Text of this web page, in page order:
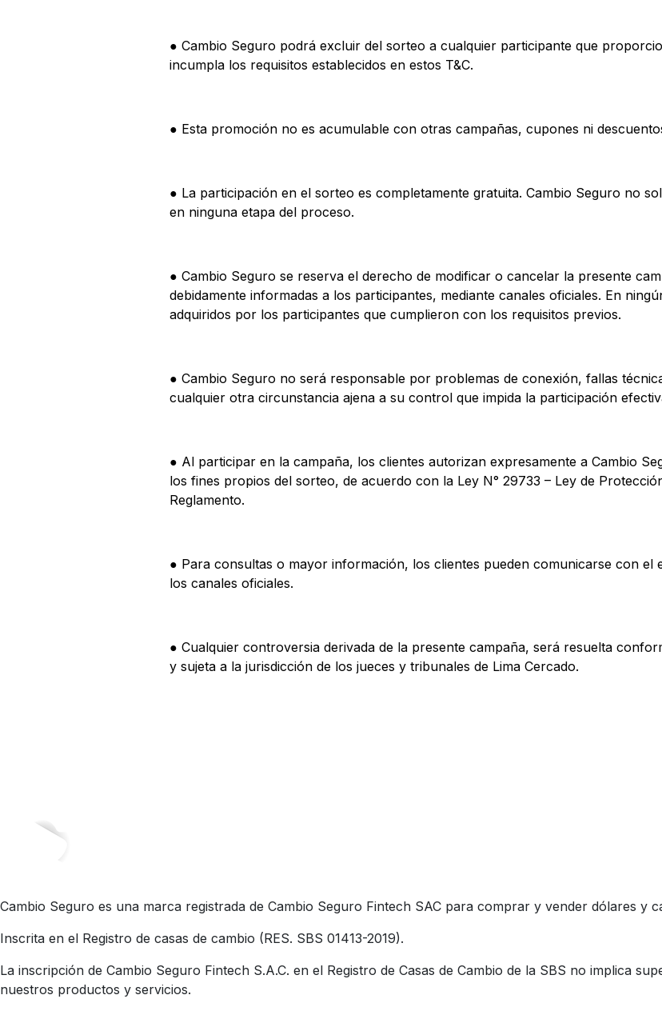
● Cambio Seguro podrá excluir del sorteo a cualquier participante que
incumpla los requisitos establecidos en estos T&C.
● Esta promoción no es acumulable con otras campañas, cupones ni
● La participación en el sorteo es completamente gratuita. Cambio Seguro no
en ninguna etapa del proceso.
● Cambio Seguro se reserva el derecho de modificar o cancelar la presente
debidamente informadas a los participantes, mediante canales oficiales. En
adquiridos por los participantes que cumplieron con los requisitos previos.
● Cambio Seguro no será responsable por problemas de conexión, fallas
cualquier otra circunstancia ajena a su control que impida la participación
● Al participar en la campaña, los clientes autorizan expresamente a Cambio
los fines propios del sorteo, de acuerdo con la Ley N° 29733 – Ley de
Reglamento.
● Para consultas o mayor información, los clientes pueden comunicarse con el
los canales oficiales.
● Cualquier controversia derivada de la presente campaña, será resuelta
y sujeta a la jurisdicción de los jueces y tribunales de Lima Cercado.
Cambio Seguro es una marca registrada de Cambio Seguro Fintech SAC para comprar y vender dólares y
Inscrita en el Registro de casas de cambio (RES. SBS 01413-2019).
La inscripción de Cambio Seguro Fintech S.A.C. en el Registro de Casas de Cambio de la SBS no implica
nuestros productos y servicios.